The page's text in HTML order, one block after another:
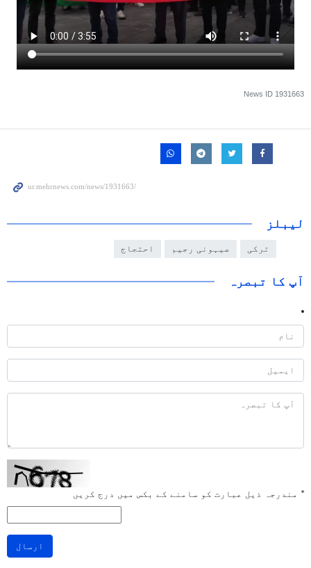
News ID 1931663
لیبلز
ترکی صیہونی رجیم احتجاج
آپ کا تبصرہ
* مندرجہ ذیل عبارت کو سامنے کے بکس میں درج کریں
ارسال